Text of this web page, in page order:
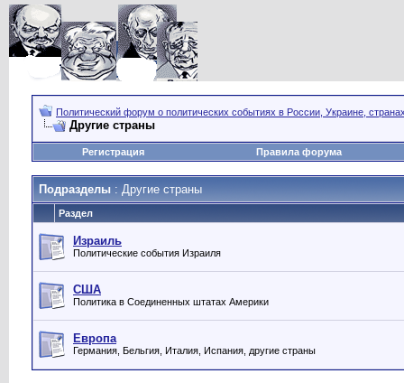
Политический форум о политических событиях в России, Украине,
Другие страны
Регистрация Правила форума
Подразделы : Другие страны
Раздел
Израиль
Политические события Израиля
США
Политика в Соединенных штатах Америки
Европа
Германия, Бельгия, Италия, Испания, другие страны